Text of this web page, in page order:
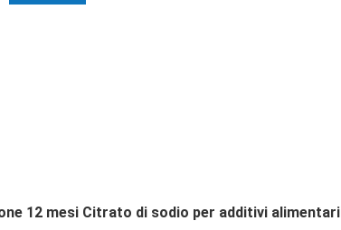
12 mesi Citrato di sodio per additivi alimentari